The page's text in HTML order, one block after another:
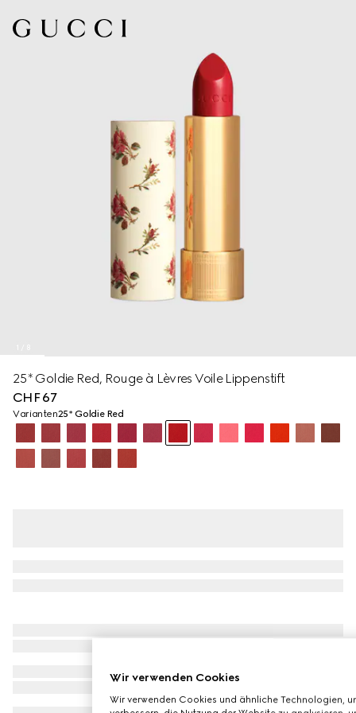
25* Goldie Red, Rouge à Lèvres Voile Lippenstift
CHF 67
Varianten25* Goldie Red
Wir verwenden Cookies
Wir verwenden Cookies und ähnliche Technologien,